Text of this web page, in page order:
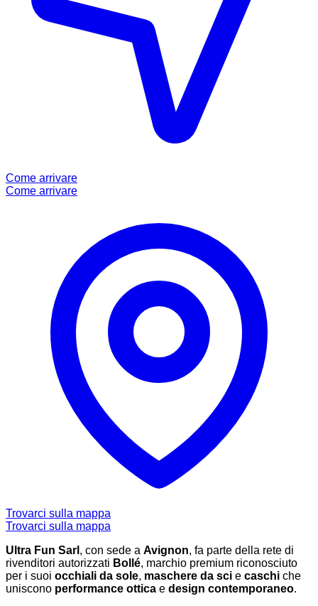
Come arrivare
Come arrivare
Trovarci sulla mappa
Trovarci sulla mappa
Ultra Fun Sarl , con sede a Avignon, fa parte della rete di
rivenditori autorizzati Bollé, marchio premium riconosciuto
per i suoi occhiali da sole, maschere da sci e caschi che
uniscono performance ottica e design contemporaneo.